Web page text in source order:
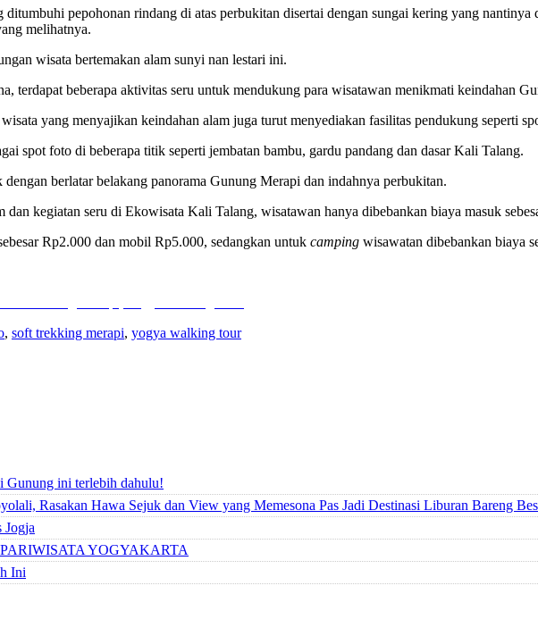
pepohonan rindang di atas perbukitan disertai dengan sungai kering yang
melihatnya.
wisata bertemakan alam sunyi nan lestari ini.
terdapat beberapa aktivitas seru untuk mendukung para wisatawan menikmati keindahan
yang menyajikan keindahan alam juga turut menyediakan fasilitas pendukung seperti
spot foto di beberapa titik seperti jembatan bambu, gardu pandang dan dasar Kali Talang.
berlatar belakang panorama Gunung Merapi dan indahnya perbukitan.
dan kegiatan seru di Ekowisata Kali Talang, wisatawan hanya dibebankan biaya masuk
Rp2.000 dan mobil Rp5.000, sedangkan untuk camping wisawatan dibebankan biaya
, soft trekking merapi, yogya walking tour
Gunung ini terlebih dahulu!
Rasakan Hawa Sejuk dan View yang Memesona Pas Jadi Destinasi Liburan Bareng
Jogja
YOGYAKARTA
Ini